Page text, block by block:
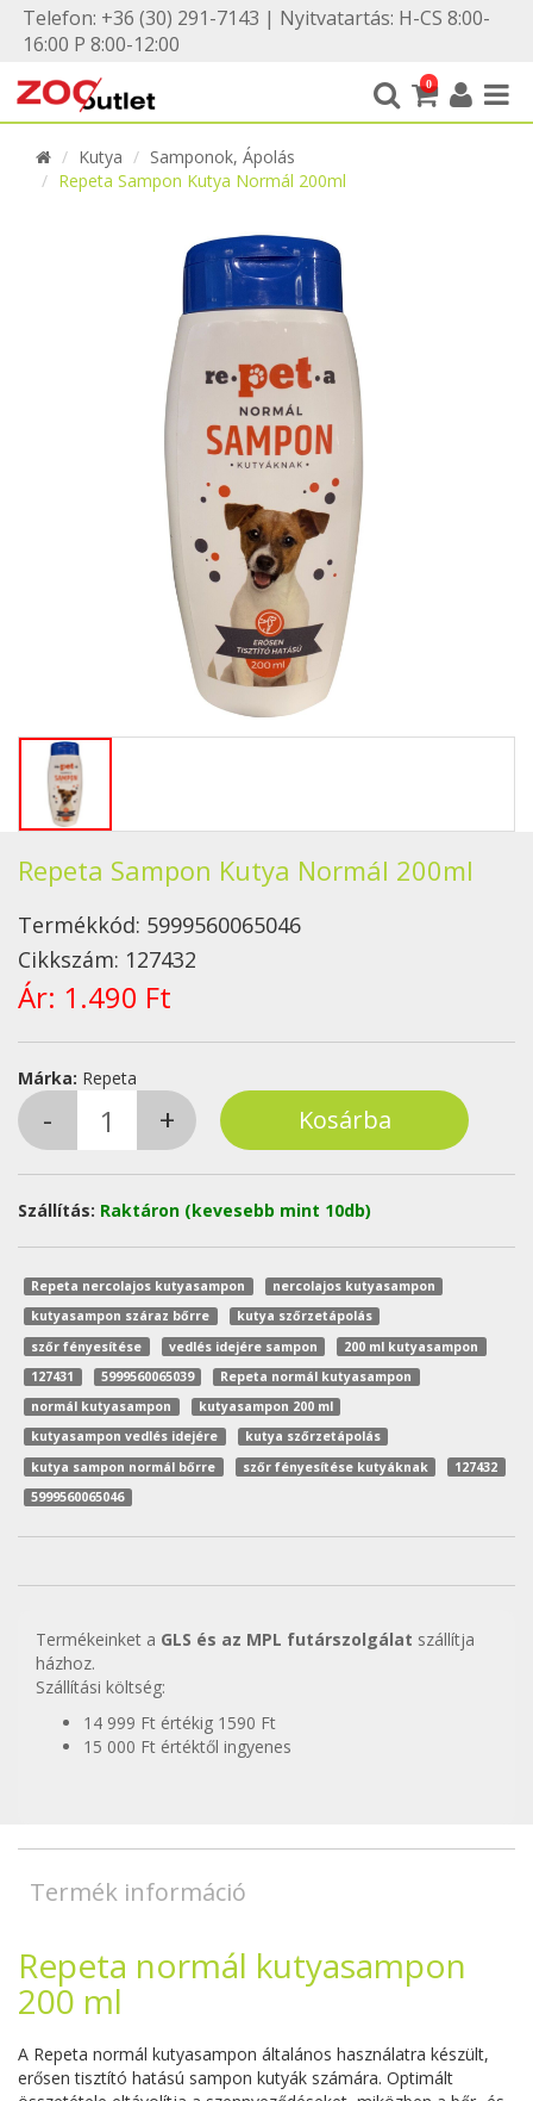
Telefon: +36 (30) 291-7143 | Nyitvatartás: H-CS 8:00-
16:00 P 8:00-12:00
0
Kutya
Samponok, Ápolás
Repeta Sampon Kutya Normál 200ml
Repeta Sampon Kutya Normál 200ml
Termékkód: 5999560065046
Cikkszám: 127432
Ár: 1.490 Ft
Márka: Repeta
Szállítás: Raktáron (kevesebb mint 10db)
Repeta nercolajos kutyasampon
nercolajos kutyasampon
kutyasampon száraz bőrre
kutya szőrzetápolás
szőr fényesítése
vedlés idejére sampon
200 ml kutyasampon
127431
5999560065039
Repeta normál kutyasampon
normál kutyasampon
kutyasampon 200 ml
kutyasampon vedlés idejére
kutya szőrzetápolás
kutya sampon normál bőrre
szőr fényesítése kutyáknak
127432
5999560065046
Termékeinket a GLS és az MPL futárszolgálat szállítja
házhoz.
Szállítási költség:
14 999 Ft értékig 1590 Ft
15 000 Ft értéktől ingyenes
Termék információ
Repeta normál kutyasampon
200 ml
A Repeta normál kutyasampon általános használatra készült,
erősen tisztító hatású sampon kutyák számára. Optimált